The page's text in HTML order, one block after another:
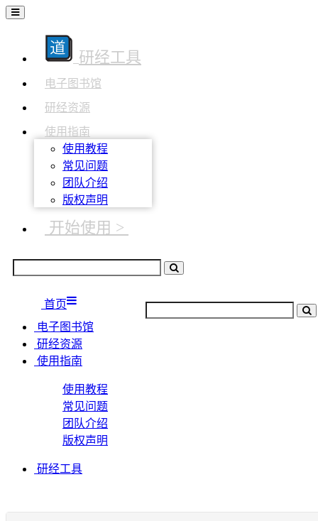
研经工具
电子图书馆
研经资源
使用指南
使用教程
常见问题
团队介绍
版权声明
开始使用 >
首页
电子图书馆
研经资源
使用指南
使用教程
常见问题
团队介绍
版权声明
研经工具